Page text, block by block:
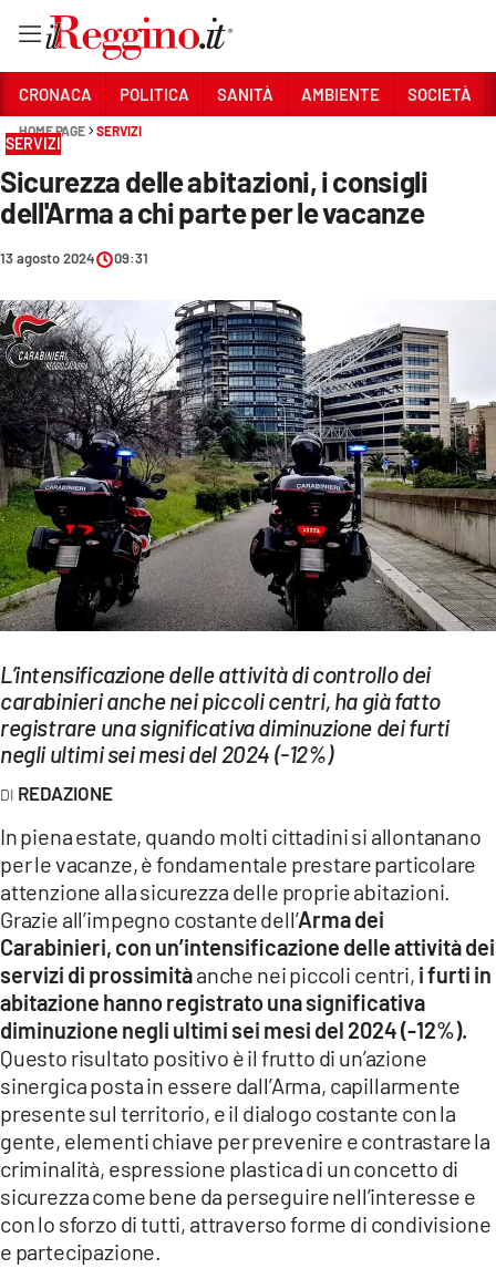
Sezioni
CRONACA
AMBIENTE
SOCIETÀ
CULTURA
ECONOMIA E LAVORO
EVENTI
SPORT
Streaming
LAC TV
LAC NETWORK
LAC ONAIR
LaC
Network
LACPLAY.IT
LACTV.IT
LACONAIR.IT
LACITYMAG.IT
ILREGGINO.IT
COSENZACHANNEL.IT
ILVIBONESE.IT
CATANZAROCHANNEL.IT
LACAPITALENEWS.IT
CRONACA POLITICA SANITÀ AMBIENTE SOCIETÀ
HOME PAGE SERVIZI
SERVIZI
Sicurezza delle abitazioni, i consigli
dell'Arma a chi parte per le vacanze
13 agosto 2024 09:31
L’intensificazione delle attività di controllo dei
carabinieri anche nei piccoli centri, ha già fatto
registrare una significativa diminuzione dei furti
negli ultimi sei mesi del 2024 (-12%)
REDAZIONE
In piena estate, quando molti cittadini si allontanano
per le vacanze, è fondamentale prestare particolare
attenzione alla sicurezza delle proprie abitazioni.
Grazie all’impegno costante dell’Arma dei
Carabinieri, con un’intensificazione delle attività dei
servizi di prossimitàanche nei piccoli centri, i furti in
abitazione hanno registrato una significativa
diminuzione negli ultimi sei mesi del 2024 (-12%).
Questo risultato positivo è il frutto di un’azione
sinergica posta in essere dall’Arma, capillarmente
presente sul territorio, e il dialogo costante con la
gente, elementi chiave per prevenire e contrastare la
criminalità, espressione plastica di un concetto di
sicurezza come bene da perseguire nell’interesse e
con lo sforzo di tutti, attraverso forme di condivisione
e partecipazione.